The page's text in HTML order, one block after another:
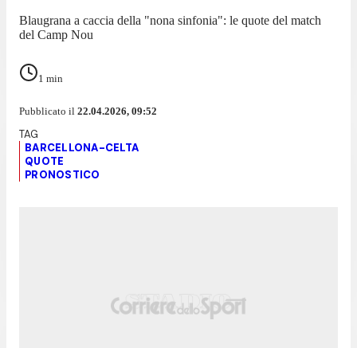
Blaugrana a caccia della "nona sinfonia": le quote del match
del Camp Nou
1 min
Pubblicato il 22.04.2026, 09:52
BARCELLONA-CELTA
QUOTE
PRONOSTICO